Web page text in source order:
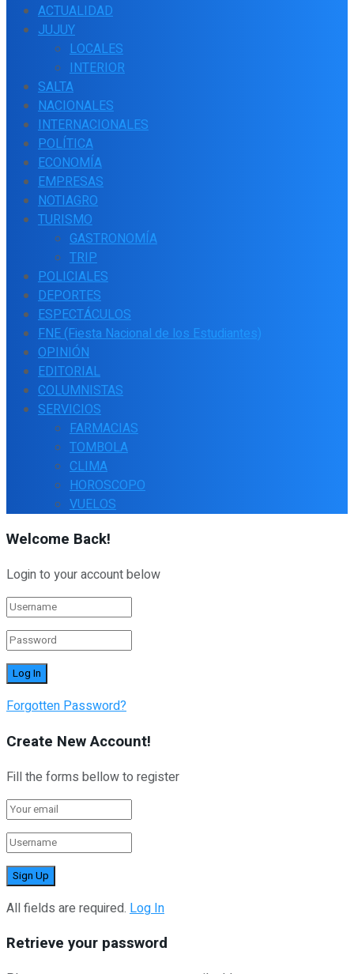
ACTUALIDAD
JUJUY
LOCALES
INTERIOR
SALTA
NACIONALES
INTERNACIONALES
POLÍTICA
ECONOMÍA
EMPRESAS
NOTIAGRO
TURISMO
GASTRONOMÍA
TRIP
POLICIALES
DEPORTES
ESPECTÁCULOS
FNE (Fiesta Nacional de los Estudiantes)
OPINIÓN
EDITORIAL
COLUMNISTAS
SERVICIOS
FARMACIAS
TOMBOLA
CLIMA
HOROSCOPO
VUELOS
Welcome Back!
Login to your account below
Forgotten Password?
Create New Account!
Fill the forms bellow to register
All fields are required. Log In
Retrieve your password